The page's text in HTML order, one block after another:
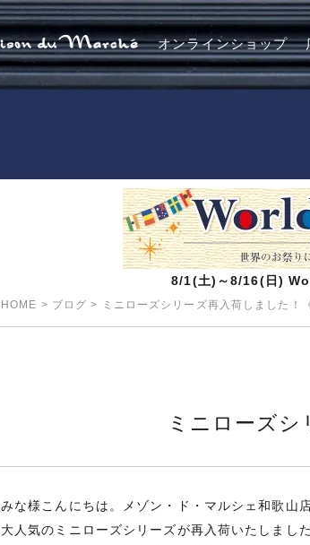
オンラインショップ
8/1(土)～8/16(日)
HOME > ブログ > ミニローズシリーズ再入荷しました！
ミニローズシ
みな様こんにちは。メゾン・ド・マルシェ和歌山店
大人気のミニローズシリーズが再入荷いたしました